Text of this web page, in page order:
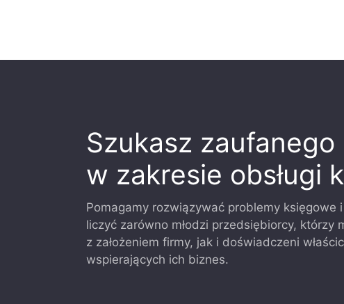
Szukasz
w zakresie obsługi
Pomagamy rozwiązywać problemy
liczyć zarówno młodzi przedsiębiorcy, którzy
z założeniem firmy, jak i doświadczeni
wspierających ich biznes.